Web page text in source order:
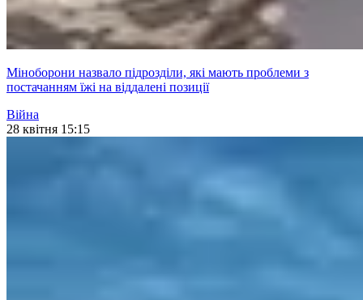
Міноборони назвало підрозділи, які мають проблеми з
постачанням їжі на віддалені позиції
Війна
28 квітня 15:15